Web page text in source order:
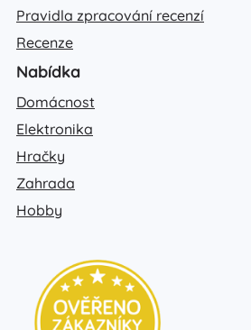
Pravidla zpracování recenzí
Recenze
Nabídka
Domácnost
Elektronika
Hračky
Zahrada
Hobby